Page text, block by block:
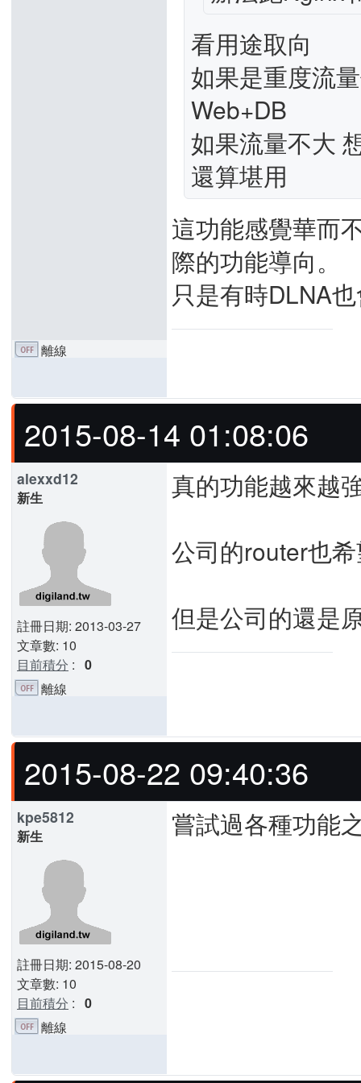
看用途取向
如果是重度流
Web+DB
如果流量不大
還算堪用
這功能感覺華而
際的功能導向。
只是有時DLNA
離線
2015-08-14 01:08:06
alexxd12
新生
註冊日期: 2013-03-27
文章數: 10
目前積分 : 0
真的功能越來越
公司的router也
但是公司的還是
離線
2015-08-22 09:40:36
kpe5812
新生
註冊日期: 2015-08-20
文章數: 10
目前積分 : 0
嘗試過各種功能
離線